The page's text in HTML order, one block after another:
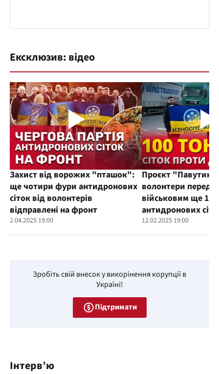
Ексклюзив: відео
Захист від ворожих "пташок":
ще чотири фури антидронових
сіток від волонтерів
відправлені на фронт
2.04.2025 19:00
Проєкт
волонтери
військовим ще
антидронових
12.02.2025 19:00
Зробіть свій внесок у викорінення корупції в
Україні!
Підтримати
Інтерв’ю